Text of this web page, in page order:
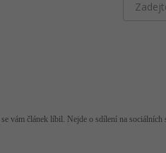
vám článek líbil. Nejde o sdílení na sociálních